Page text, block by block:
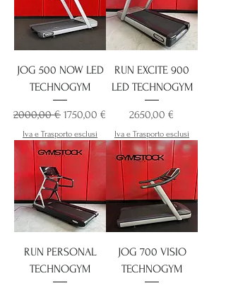
JOG 500 NOW LED
TECHNOGYM
Prezzo regolare
2000,00 € Prezzo scontato
1750,00 €
Iva e Trasporto esclusi
RUN EXCITE 900
LED TECHNOGYM
Prezzo
2650,00 €
Iva e Trasporto esclusi
RUN PERSONAL
TECHNOGYM
JOG 700 VISIO
TECHNOGYM